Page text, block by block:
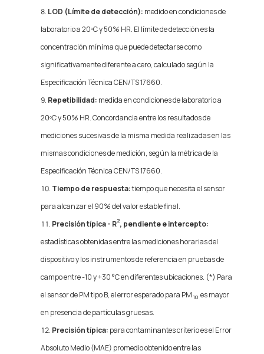
LOD (Límite de detección): medido en condiciones de
laboratorio a 20ºC y 50% HR. El límite de detección es la
concentración mínima que puede detectarse como
significativamente diferente a cero, calculado según la
Especificación Técnica CEN/TS 17660.
Repetibilidad: medida en condiciones de laboratorio a
20ºC y 50% HR. Concordancia entre los resultados de
mediciones sucesivas de la misma medida realizadas en las
mismas condiciones de medición, según la métrica de la
Especificación Técnica CEN/TS 17660.
Tiempo de respuesta:tiempo que necesita el sensor
para alcanzar el 90% del valor estable final.
Precisión típica - R2, pendiente e intercepto:
estadísticas obtenidas entre las mediciones horarias del
dispositivo y los instrumentos de referencia en pruebas de
campo entre -10 y +30 °C en diferentes ubicaciones. (*) Para
el sensor de PM tipo B, el error esperado para PM 10 es mayor
en presencia de partículas gruesas.
Precisión típica: para contaminantes criterio es el Error
Absoluto Medio (MAE) promedio obtenido entre las